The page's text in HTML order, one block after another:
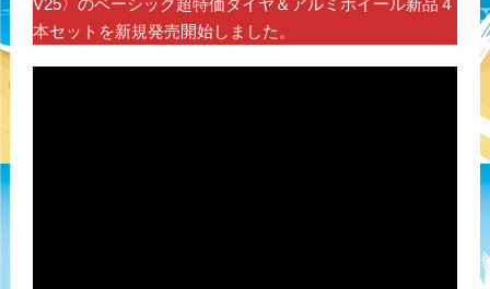
本セットを新規発売開始しました。